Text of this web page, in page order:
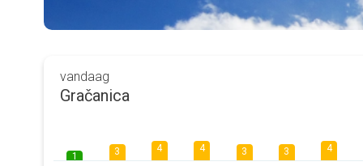
vandaag
Gračanica
1
3 4 4
3
3 4